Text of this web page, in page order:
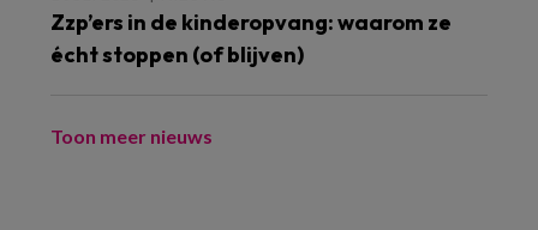
Zzp’ers in de kinderopvang: waarom ze
écht stoppen (of blijven)
Toon meer nieuws